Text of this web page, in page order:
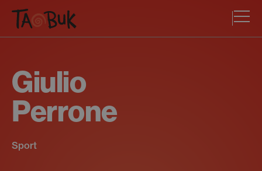
Giulio
Perrone
Sport